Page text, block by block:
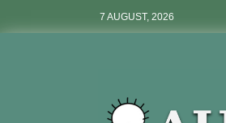
7 AUGUST, 2026
Aurdip